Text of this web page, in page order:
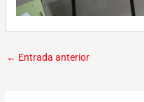
← Entrada anterior